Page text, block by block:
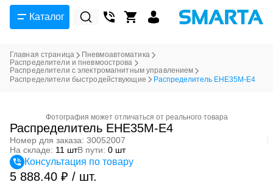
Каталог
Главная страница
Пневмоавтоматика
Распределители и пневмоострова
Распределители с электромагнитным управлением
Распределители быстродействующие
Распределитель EHE35M-E4
Фотография может отличаться от реального товара
Распределитель EHE35M-E4
Номер для заказа: 30052007
На складе: 11 штВ пути: 0 шт
Консультация по товару
5 888.40 ₽ / шт.